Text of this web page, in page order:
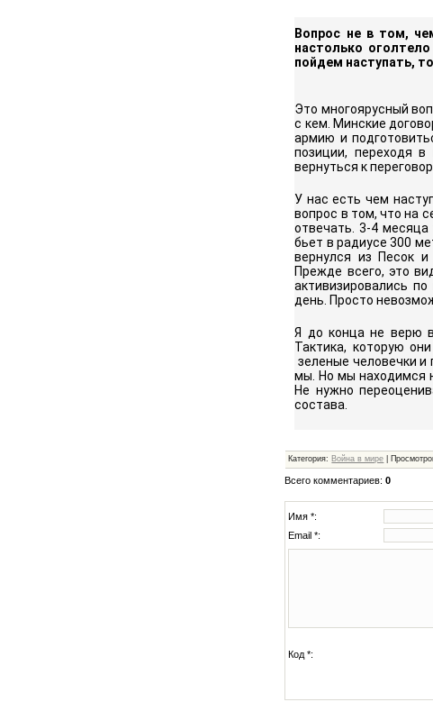
Вопрос не в том,
настолько
пойдем наступать,
Это многоярусный
с кем. Минские
армию и
позиции, переходя
вернуться к
У нас есть чем
вопрос в том, что на
отвечать. 3-4 месяца
бьет в радиусе 300
вернулся из Песок
Прежде всего, это
активизировались
день. Просто
Я до конца не верю
Тактика, которую
зеленые человечки
мы. Но мы находимся
Не нужно
состава.
Категория: Война в мире
Всего комментариев:0
Имя *:
Email *:
Код *: